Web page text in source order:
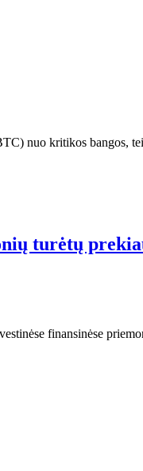
nuo kritikos bangos,
turėtų
finansinėse